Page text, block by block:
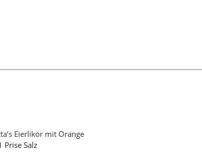
Eierlikör mit Orange
Salz